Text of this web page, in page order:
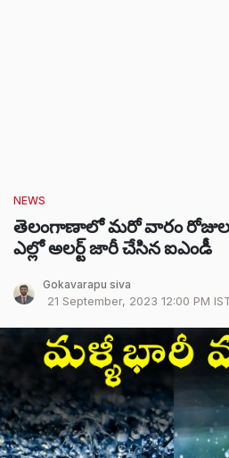
NEWS
తెలంగాణాలో మరో వారం రోజుల
ఎల్లో అలర్ట్ జారీ చేసిన ఐఎండీ
Gokavarapu siva
21 September, 2023 12:00 PM